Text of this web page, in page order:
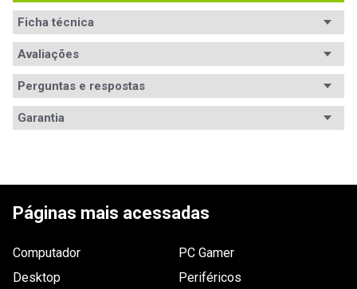
Ficha técnica
Ficha
Técnica
Código WAZ
102702
Requisitos (mínimo)
Inglês
Avaliações
Avaliações
ESCREVER AVALIAÇÃO
Perguntas e respostas
Garantia
Páginas mais acessadas
Computador
Desktop
PC Gamer
Periféricos